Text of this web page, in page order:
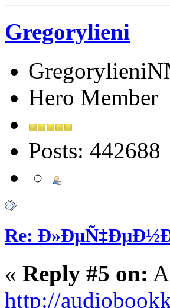
Gregorylieni
Hero Member
Posts: 442688
Re:
« Reply #5 on:
http://